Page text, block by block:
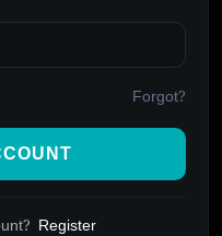
Forgot?
Register